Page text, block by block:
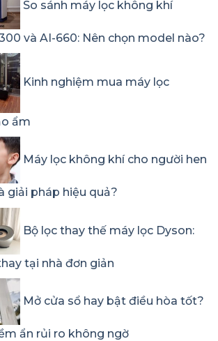
So sánh máy lọc không khí
và AI-660: Nên chọn model nào?
Kinh nghiệm mua máy lọc
ẩm
Máy lọc không khí cho người hen
giải pháp hiệu quả?
Bộ lọc thay thế máy lọc Dyson:
tại nhà đơn giản
Mở cửa sổ hay bật điều hòa tốt?
ẩn rủi ro không ngờ